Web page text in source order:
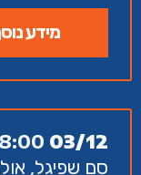
מידע
03/12
סם שפיגל, אולם 3, מנורה 3,